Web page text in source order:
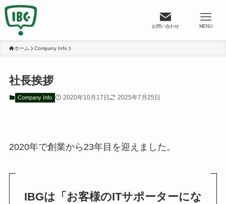
お問い合わせ MENU
ホーム Company Info
社長挨拶
Company Info 2020年10月17日 2025年7月25日
2020年で創業から23年目を迎えました。
IBGは「お客様のITサポーターにな